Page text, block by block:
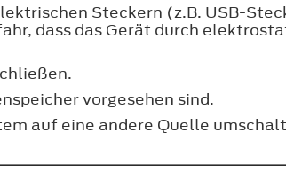
Steckern (z.B. USB-
dass das Gerät durch
vorgesehen sind.
auf eine andere Quelle